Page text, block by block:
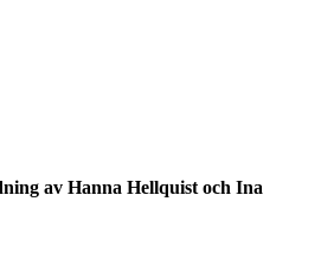
av Hanna Hellquist och Ina